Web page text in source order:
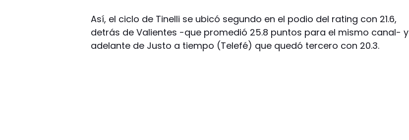
Así, el ciclo de Tinelli se ubicó segundo en el podio del rating con 21.6,
detrás de Valientes -que promedió 25.8 puntos para el mismo canal- y
adelante de Justo a tiempo (Telefé) que quedó tercero con 20.3.